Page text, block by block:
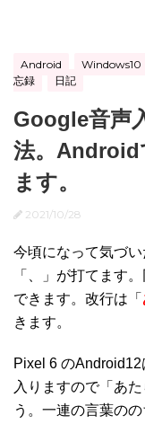
Android Windows10
忘録
日記
Google音声
法。Android
ます。
2021/10/28
今頃になって気づい
「、」が打てます。
できます。改行は「
きます。
Pixel 6 の
入りますので「あ
う。一連の言葉の